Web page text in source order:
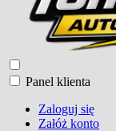
Panel klienta
Zaloguj się
Załóż konto